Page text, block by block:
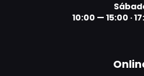
10:00 — 15:00 ·